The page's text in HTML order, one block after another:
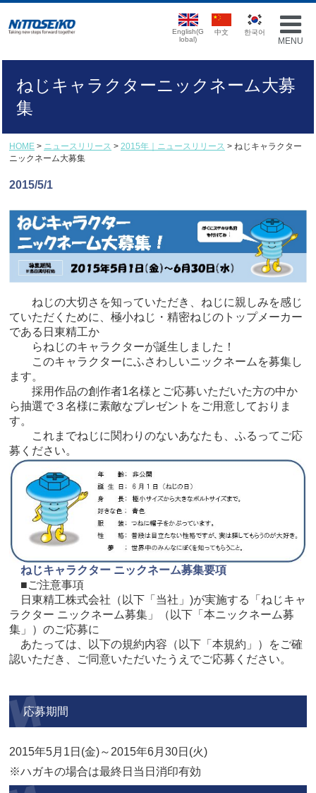
MENU
English(G
lobal)
中文 한국어
ねじキャラクターニックネーム大募
集
HOME > ニュースリリース > 2015年｜ニュースリリース > ねじキャラクター
ニックネーム大募集
2015/5/1
ねじの大切さを知っていただき、ねじに親しみを感じ
ていただくために、極小ねじ・精密ねじのトップメーカー
である日東精工か
らねじのキャラクターが誕生しました！
このキャラクターにふさわしいニックネームを募集し
ます。
採用作品の創作者1名様とご応募いただいた方の中か
ら抽選で３名様に素敵なプレゼントをご用意しておりま
す。
これまでねじに関わりのないあなたも、ふるってご応
募ください。
ねじキャラクター ニックネーム募集要項
■ご注意事項
日東精工株式会社（以下「当社」)が実施する「ねじキャ
ラクター ニックネーム募集」（以下「本ニックネーム募
集」）のご応募に
あたっては、以下の規約内容（以下「本規約」）をご確
認いただき、ご同意いただいたうえでご応募ください。
応募期間
2015年5月1日(金)～2015年6月30日(火)
※ハガキの場合は最終日当日消印有効